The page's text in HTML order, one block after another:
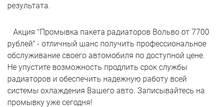
результата.
Акция "Промывка пакета радиаторов Вольво от 7700
рублей" - отличный шанс получить профессиональное
обслуживание своего автомобиля по доступной цене.
Не упустите возможность продлить срок службы
радиаторов и обеспечить надежную работу всей
системы охлаждения Вашего авто. Записывайтесь на
промывку уже сегодня!